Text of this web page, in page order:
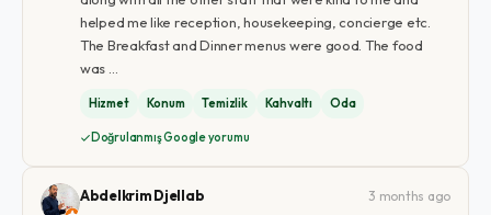
helped me like reception, housekeeping, concierge etc.
The Breakfast and Dinner menus were good. The food
was …
Hizmet Konum Temizlik Kahvaltı Oda
Doğrulanmış Google yorumu
Abdelkrim Djellab
3 months ago